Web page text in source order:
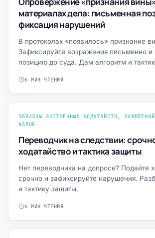
материалах дела: письменная
фиксация нарушений
В протоколах «появилось» признание
Зафиксируйте возражения письменно и
позицию до суда. Дам алгоритм и
6 МИН ЧТЕНИЯ
ОБРАЗЦЫ ЭКСТРЕННЫХ ХОДАТАЙСТВ,
ЖАЛОБ
Переводчик на следствии:
ходатайство и тактика защиты
Нет переводчика на допросе? Подайте
срочно и зафиксируйте нарушения.
и тактику защиты.
6 МИН ЧТЕНИЯ